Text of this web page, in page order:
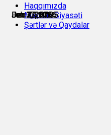
Dec 29, 2025
Dec 30, 2025
Jan 3, 2026
Jan 12, 2026
Jan 27, 2026
Feb 7, 2026
Haqqımızda
Məxfilik Siyasəti
Şərtlər və Qaydalar